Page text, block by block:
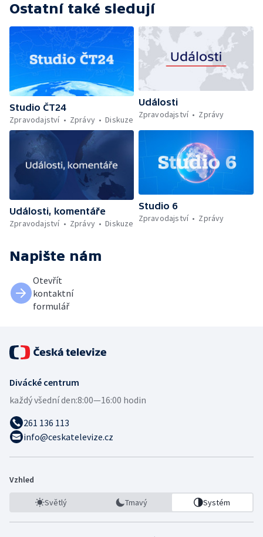
Ostatní také sledují
Studio ČT24
Zpravodajství
Zprávy Diskuze
Události
Zpravodajství
Zprávy
Události, komentáře
Zpravodajství
Zprávy Diskuze
Studio 6
Zpravodajství
Zprávy
Napište nám
Otevřít
kontaktní
formulář
Divácké centrum
každý všední den:8:00—16:00 hodin
261 136 113
info@ceskatelevize.cz
Vzhled
Světlý Tmavý Systém